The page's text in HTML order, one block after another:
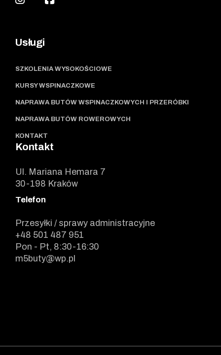
Usługi
SZKOLENIA WYSOKOŚCIOWE
KURSY WSPINACZKOWE
NAPRAWA BUTÓW WSPINACZKOWYCH I PRZERÓBKI
NAPRAWA BUTÓW ROWEROWYCH
KONTAKT
Kontakt
Ul. Mariana Hemara 7
30-198 Kraków
Telefon
Przesyłki / sprawy administracyjne
+48 501 487 951
Pon - Pt, 8:30-16:30
m5buty@wp.pl